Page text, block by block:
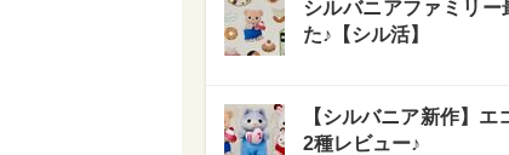
シルバニアファミリ
た♪【シル活】
【シルバニア新作】
2種レビュー♪